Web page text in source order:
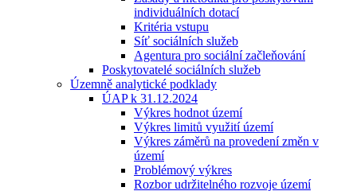
individuálních dotací
Kritéria vstupu
Síť sociálních služeb
Agentura pro sociální začleňování
Poskytovatelé sociálních služeb
Územně analytické podklady
ÚAP k 31.12.2024
Výkres hodnot území
Výkres limitů využití území
Výkres záměrů na provedení změn v
území
Problémový výkres
Rozbor udržitelného rozvoje území